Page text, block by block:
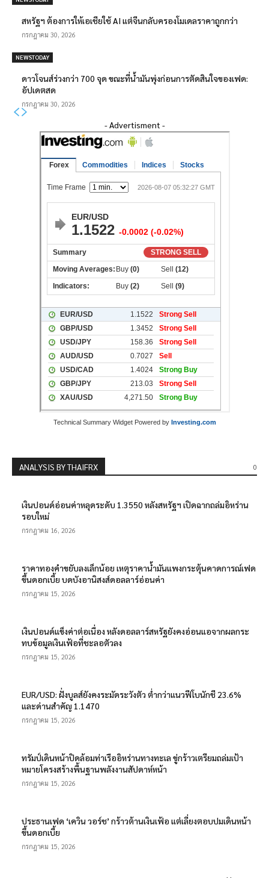
สหรัฐฯ ต้องการให้เอเชียใช้ AI แต่จีนกลับครองโมเดลราคาถูกกว่า
กรกฎาคม 30, 2026
NEWSTODAY
ดาวโจนส์ร่วงกว่า 700 จุด ขณะที่น้ำมันพุ่งก่อนการตัดสินใจของเฟด:
อัปเดตสด
กรกฎาคม 30, 2026
- Advertisment -
Technical Summary Widget Powered by Investing.com
0
ANALYSIS BY THAIFRX
เงินปอนด์อ่อนค่าหลุดระดับ 1.3550 หลังสหรัฐฯ เปิดฉากถล่มอิหร่าน
รอบใหม่
กรกฎาคม 16, 2026
ราคาทองคำขยับลงเล็กน้อย เหตุราคาน้ำมันแพงกระตุ้นคาดการณ์เฟด
ขึ้นดอกเบี้ย บดบังอานิสงส์ดอลลาร์อ่อนค่า
กรกฎาคม 15, 2026
เงินปอนด์แข็งค่าต่อเนื่อง หลังดอลลาร์สหรัฐยังคงอ่อนแอจากผลกระ
ทบข้อมูลเงินเฟ้อที่ชะลอตัวลง
กรกฎาคม 15, 2026
EUR/USD: ฝั่งบูลส์ยังคงระมัดระวังตัว ต่ำกว่าแนวฟีโบนักชี 23.6%
และด่านสำคัญ 1.1470
กรกฎาคม 15, 2026
ทรัมป์เดินหน้าปิดล้อมท่าเรืออิหร่านทางทะเล ขู่กร้าวเตรียมถล่มเป้า
หมายโครงสร้างพื้นฐานพลังงานสัปดาห์หน้า
กรกฎาคม 15, 2026
ประธานเฟด ‘เควิน วอร์ช’ กร้าวต้านเงินเฟ้อ แต่เลี่ยงตอบปมเดินหน้า
ขึ้นดอกเบี้ย
กรกฎาคม 15, 2026